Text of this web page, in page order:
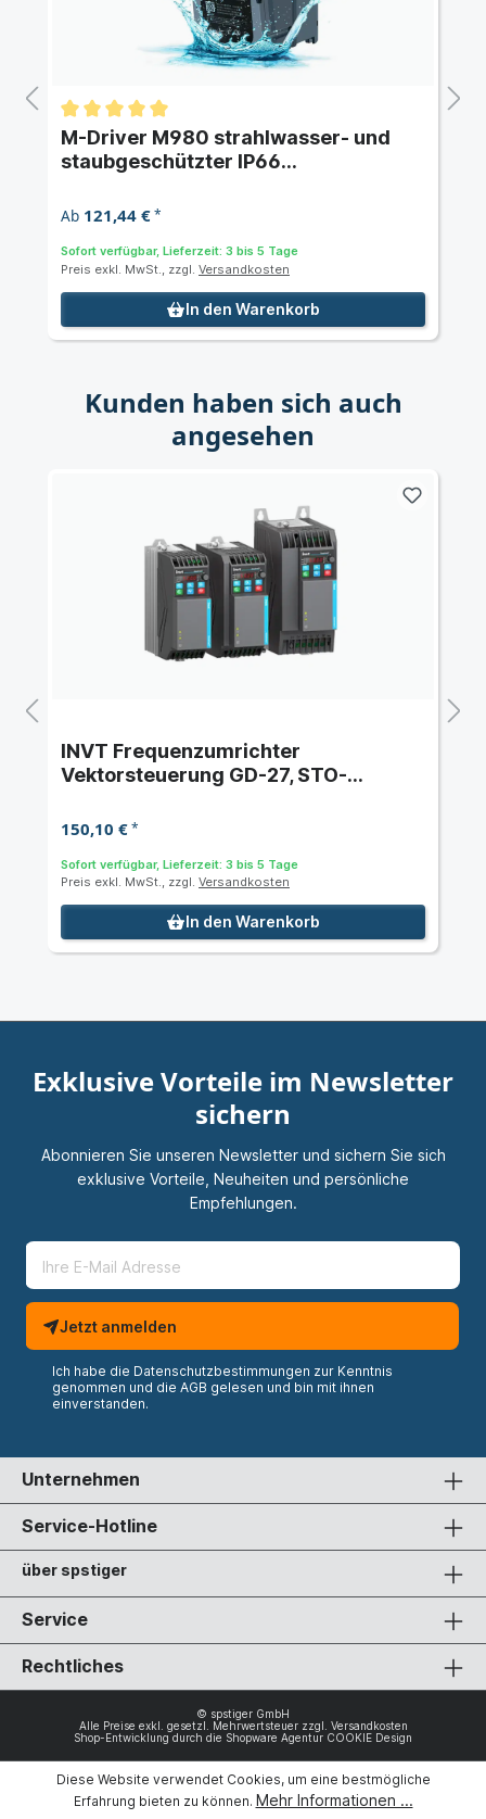
M-Driver M980 strahlwasser- und
staubgeschützter IP66
AC dreiphasig
Ab 121,44 €*
Sofort verfügbar, Lieferzeit: 3 bis 5 Tage
Preis exkl. MwSt., zzgl. Versandkosten
In den Warenkorb
Kunden haben sich auch
angesehen
INVT Frequenzumrichter
Vektorsteuerung GD-27, STO-
IP20
150,10 €*
Sofort verfügbar, Lieferzeit: 3 bis 5 Tage
Preis exkl. MwSt., zzgl. Versandkosten
In den Warenkorb
Exklusive Vorteile im Newsletter
sichern
Abonnieren Sie unseren Newsletter und sichern Sie sich
exklusive Vorteile, Neuheiten und persönliche
Empfehlungen.
Jetzt anmelden
Ich habe die Datenschutzbestimmungen zur Kenntnis
genommen und die AGB gelesen und bin mit ihnen
einverstanden.
Unternehmen
Service-Hotline
über spstiger
Service
Rechtliches
© spstiger GmbH
Alle Preise exkl. gesetzl. Mehrwertsteuer zzgl. Versandkosten
Shop-Entwicklung durch die Shopware Agentur COOKIE Design
Diese Website verwendet Cookies, um eine bestmögliche
Erfahrung bieten zu können. Mehr Informationen ...